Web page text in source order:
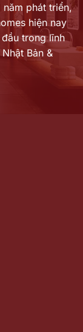
phát triển,
hiện nay
trong lĩnh
Bản &